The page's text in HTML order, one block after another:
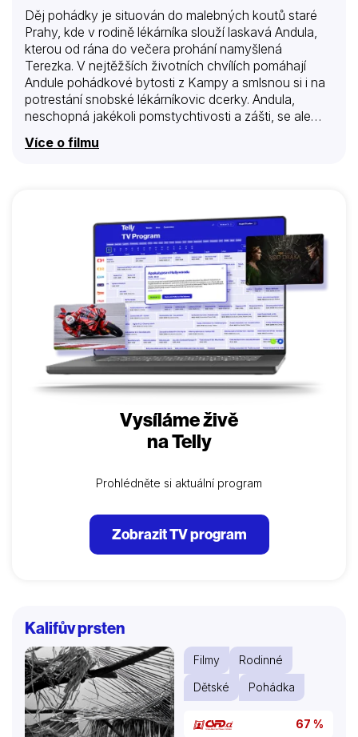
Děj pohádky je situován do malebných koutů staré
Prahy, kde v rodině lékárníka slouží laskavá Andula,
kterou od rána do večera prohání namyšlená
Terezka. V nejtěžších životních chvílích pomáhají
Andule pohádkové bytosti z Kampy a smlsnou si i na
potrestání snobské lékárníkovic dcerky. Andula,
neschopná jakékoli pomstychtivosti a zášti, se ale
Více o filmu
Vysíláme živě
na Telly
Prohlédněte si aktuální program
Zobrazit TV program
Kalifův prsten
Filmy
Rodinné
Dětské
Pohádka
67 %